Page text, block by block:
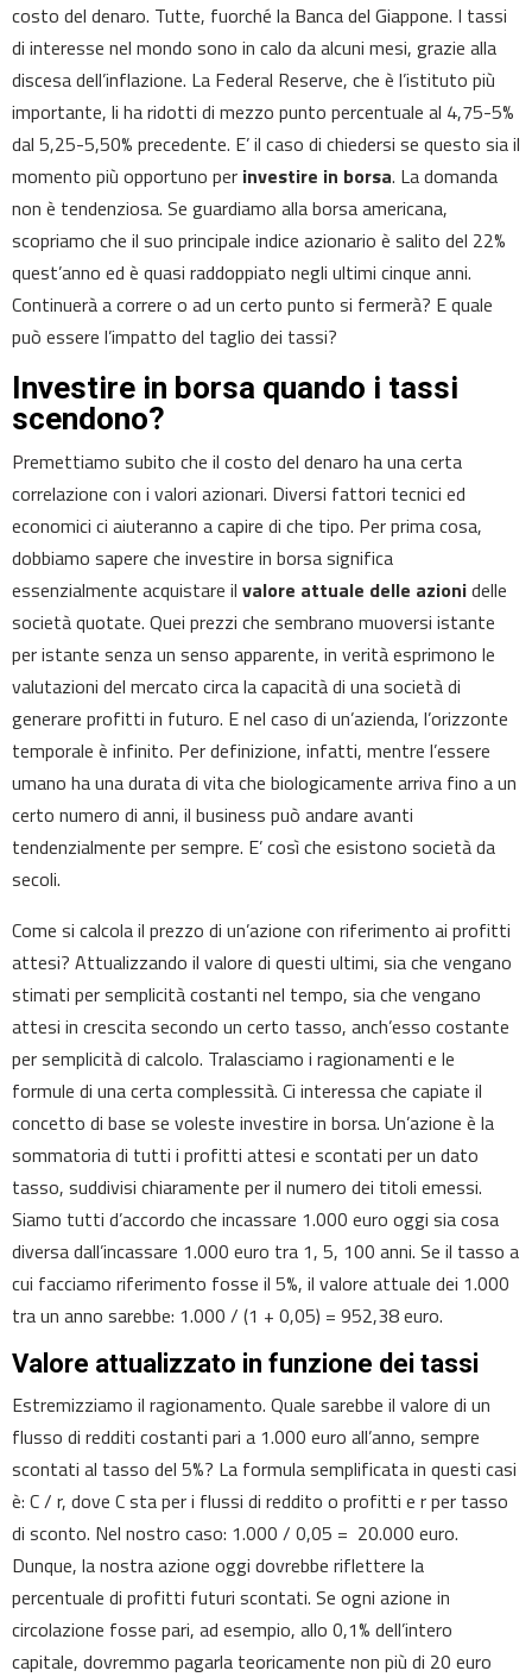
costo del denaro. Tutte, fuorché la Banca del Giappone. I tassi
di interesse nel mondo sono in calo da alcuni mesi, grazie alla
discesa dell’inflazione. La Federal Reserve, che è l’istituto più
importante, li ha ridotti di mezzo punto percentuale al 4,75-5%
dal 5,25-5,50% precedente. E’ il caso di chiedersi se questo sia il
momento più opportuno per investire in borsa. La domanda
non è tendenziosa. Se guardiamo alla borsa americana,
scopriamo che il suo principale indice azionario è salito del 22%
quest’anno ed è quasi raddoppiato negli ultimi cinque anni.
Continuerà a correre o ad un certo punto si fermerà? E quale
può essere l’impatto del taglio dei tassi?
Investire in borsa quando i tassi
scendono?
Premettiamo subito che il costo del denaro ha una certa
correlazione con i valori azionari. Diversi fattori tecnici ed
economici ci aiuteranno a capire di che tipo. Per prima cosa,
dobbiamo sapere che investire in borsa significa
essenzialmente acquistare il valore attuale delle azionidelle
società quotate. Quei prezzi che sembrano muoversi istante
per istante senza un senso apparente, in verità esprimono le
valutazioni del mercato circa la capacità di una società di
generare profitti in futuro. E nel caso di un’azienda, l’orizzonte
temporale è infinito. Per definizione, infatti, mentre l’essere
umano ha una durata di vita che biologicamente arriva fino a un
certo numero di anni, il business può andare avanti
tendenzialmente per sempre. E’ così che esistono società da
secoli.
Come si calcola il prezzo di un’azione con riferimento ai profitti
attesi? Attualizzando il valore di questi ultimi, sia che vengano
stimati per semplicità costanti nel tempo, sia che vengano
attesi in crescita secondo un certo tasso, anch’esso costante
per semplicità di calcolo. Tralasciamo i ragionamenti e le
formule di una certa complessità. Ci interessa che capiate il
concetto di base se voleste investire in borsa. Un’azione è la
sommatoria di tutti i profitti attesi e scontati per un dato
tasso, suddivisi chiaramente per il numero dei titoli emessi.
Siamo tutti d’accordo che incassare 1.000 euro oggi sia cosa
diversa dall’incassare 1.000 euro tra 1, 5, 100 anni. Se il tasso a
cui facciamo riferimento fosse il 5%, il valore attuale dei 1.000
tra un anno sarebbe: 1.000 / (1 + 0,05) = 952,38 euro.
Valore attualizzato in funzione dei tassi
Estremizziamo il ragionamento. Quale sarebbe il valore di un
flusso di redditi costanti pari a 1.000 euro all’anno, sempre
scontati al tasso del 5%? La formula semplificata in questi casi
è: C / r, dove C sta per i flussi di reddito o profitti e r per tasso
di sconto. Nel nostro caso: 1.000 / 0,05 = 20.000 euro.
Dunque, la nostra azione oggi dovrebbe riflettere la
percentuale di profitti futuri scontati. Se ogni azione in
circolazione fosse pari, ad esempio, allo 0,1% dell’intero
capitale, dovremmo pagarla teoricamente non più di 20 euro